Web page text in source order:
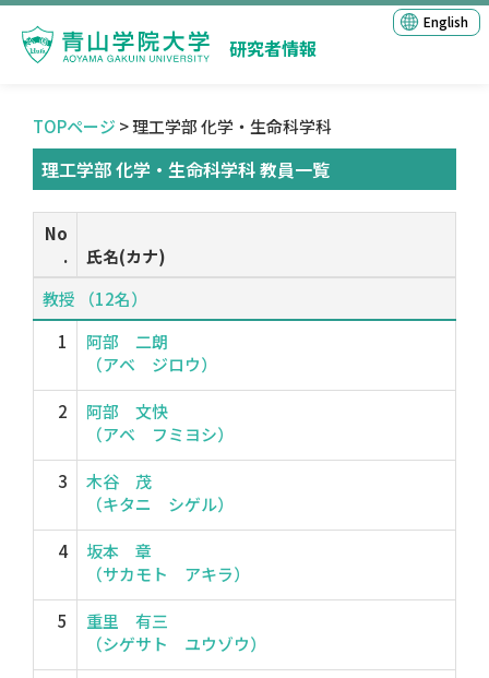
研究者情報
English
TOPページ > 理工学部 化学・生命科学科
理工学部 化学・生命科学科 教員一覧
No
.
氏名(カナ)
教授 （12名）
1
阿部 二朗
（アベ ジロウ）
2
阿部 文快
（アベ フミヨシ）
3
木谷 茂
（キタニ シゲル）
4
坂本 章
（サカモト アキラ）
5
重里 有三
（シゲサト ユウゾウ）